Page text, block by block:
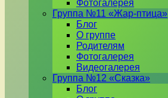
Фотогалерея
Группа №11 «Жар-птица»
Блог
О группе
Родителям
Фотогалерея
Видеогалерея
Группа №12 «Сказка»
Блог